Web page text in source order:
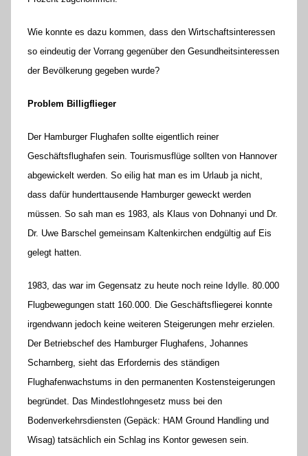
Wie konnte es dazu kommen, dass den Wirtschaftsinteressen
so eindeutig der Vorrang gegenüber den Gesundheitsinteressen
der Bevölkerung gegeben wurde?
Problem Billigflieger
Der Hamburger Flughafen sollte eigentlich reiner
Geschäftsflughafen sein. Tourismusflüge sollten von Hannover
abgewickelt werden. So eilig hat man es im Urlaub ja nicht,
dass dafür hunderttausende Hamburger geweckt werden
müssen. So sah man es 1983, als Klaus von Dohnanyi und Dr.
Dr. Uwe Barschel gemeinsam Kaltenkirchen endgültig auf Eis
gelegt hatten.
1983, das war im Gegensatz zu heute noch reine Idylle. 80.000
Flugbewegungen statt 160.000. Die Geschäftsfliegerei konnte
irgendwann jedoch keine weiteren Steigerungen mehr erzielen.
Der Betriebschef des Hamburger Flughafens, Johannes
Scharnberg, sieht das Erfordernis des ständigen
Flughafenwachstums in den permanenten Kostensteigerungen
begründet. Das Mindestlohngesetz muss bei den
Bodenverkehrsdiensten (Gepäck: HAM Ground Handling und
Wisag) tatsächlich ein Schlag ins Kontor gewesen sein.